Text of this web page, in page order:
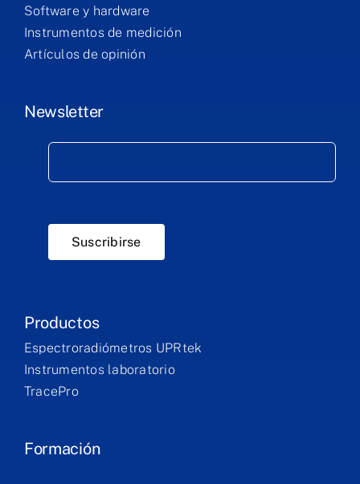
Software y hardware
Instrumentos de medición
Artículos de opinión
Newsletter
Suscribirse
Productos
Espectroradiómetros UPRtek
Instrumentos laboratorio
TracePro
Formación